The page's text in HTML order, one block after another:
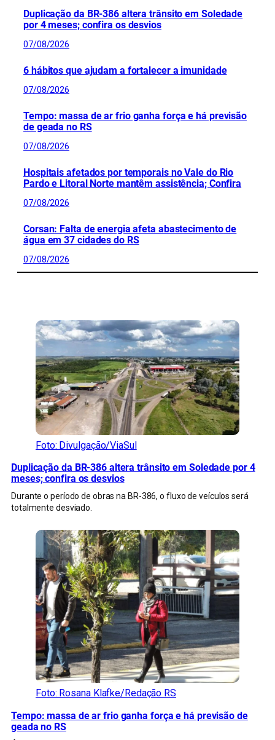
Duplicação da BR-386 altera trânsito em Soledade
por 4 meses; confira os desvios
07/08/2026
6 hábitos que ajudam a fortalecer a imunidade
07/08/2026
Tempo: massa de ar frio ganha força e há previsão
de geada no RS
07/08/2026
Hospitais afetados por temporais no Vale do Rio
Pardo e Litoral Norte mantêm assistência; Confira
07/08/2026
Corsan: Falta de energia afeta abastecimento de
água em 37 cidades do RS
07/08/2026
Foto: Divulgação/ViaSul
Duplicação da BR-386 altera trânsito em Soledade por 4
meses; confira os desvios
Durante o período de obras na BR-386, o fluxo de veículos será
totalmente desviado.
Foto: Rosana Klafke/Redação RS
Tempo: massa de ar frio ganha força e há previsão de
geada no RS